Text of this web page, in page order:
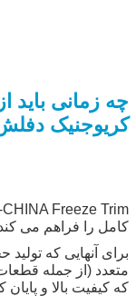
چه زمانی
کریوجنیک
کامل را فراهم می
برای آنهایی که تولید
که کیفیت بالا و